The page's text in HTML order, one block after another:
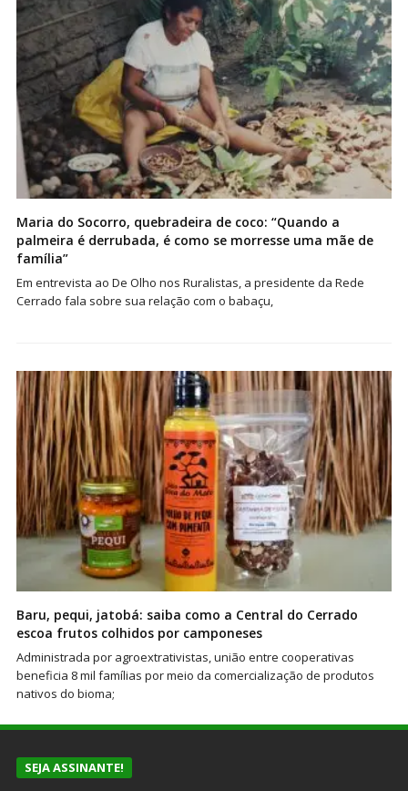
Maria do Socorro, quebradeira de coco: “Quando a
palmeira é derrubada, é como se morresse uma mãe de
família”
Em entrevista ao De Olho nos Ruralistas, a presidente da Rede
Cerrado fala sobre sua relação com o babaçu,
Baru, pequi, jatobá: saiba como a Central do Cerrado
escoa frutos colhidos por camponeses
Administrada por agroextrativistas, união entre cooperativas
beneficia 8 mil famílias por meio da comercialização de produtos
nativos do bioma;
SEJA ASSINANTE!